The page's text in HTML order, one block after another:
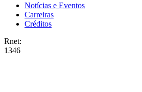
Notícias e Eventos
Carreiras
Créditos
Rnet:
1346